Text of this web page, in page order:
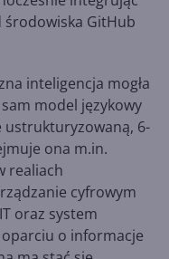
środowiska GitHub
inteligencja mogła
model językowy
ustrukturyzowaną, 6-
ona m.in.
realiach
cyfrowym
oraz system
o informacje